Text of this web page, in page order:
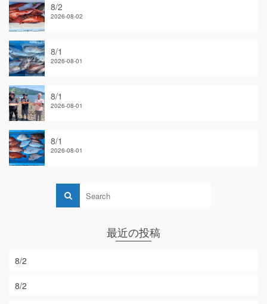
8/2
2026-08-02
8/1
2026-08-01
8/1
2026-08-01
8/1
2026-08-01
最近の投稿
8/2
8/2